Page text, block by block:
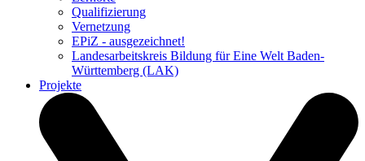
Qualifizierung
Vernetzung
EPiZ - ausgezeichnet!
Landesarbeitskreis Bildung für Eine Welt Baden-
Württemberg (LAK)
Projekte